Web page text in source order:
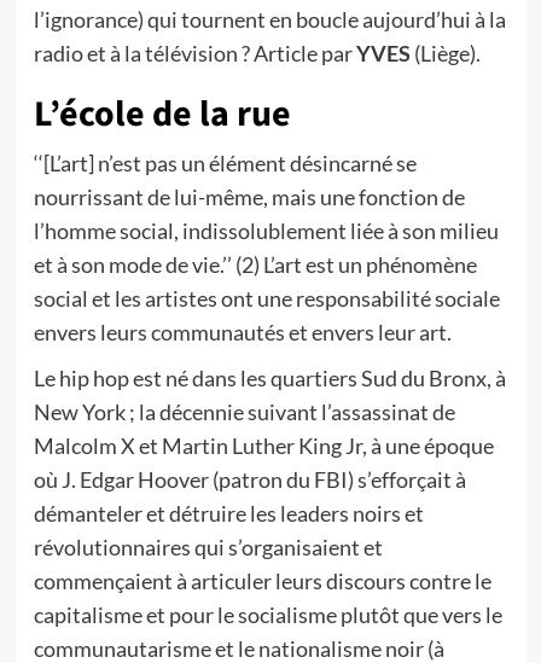
l’ignorance) qui tournent en boucle aujourd’hui à la
radio et à la télévision ? Article parYVES (Liège).
L’école de la rue
‘‘[L’art] n’est pas un élément désincarné se
nourrissant de lui-même, mais une fonction de
l’homme social, indissolublement liée à son milieu
et à son mode de vie.’’ (2) L’art est un phénomène
social et les artistes ont une responsabilité sociale
envers leurs communautés et envers leur art.
Le hip hop est né dans les quartiers Sud du Bronx, à
New York ; la décennie suivant l’assassinat de
Malcolm X et Martin Luther King Jr, à une époque
où J. Edgar Hoover (patron du FBI) s’efforçait à
démanteler et détruire les leaders noirs et
révolutionnaires qui s’organisaient et
commençaient à articuler leurs discours contre le
capitalisme et pour le socialisme plutôt que vers le
communautarisme et le nationalisme noir (à